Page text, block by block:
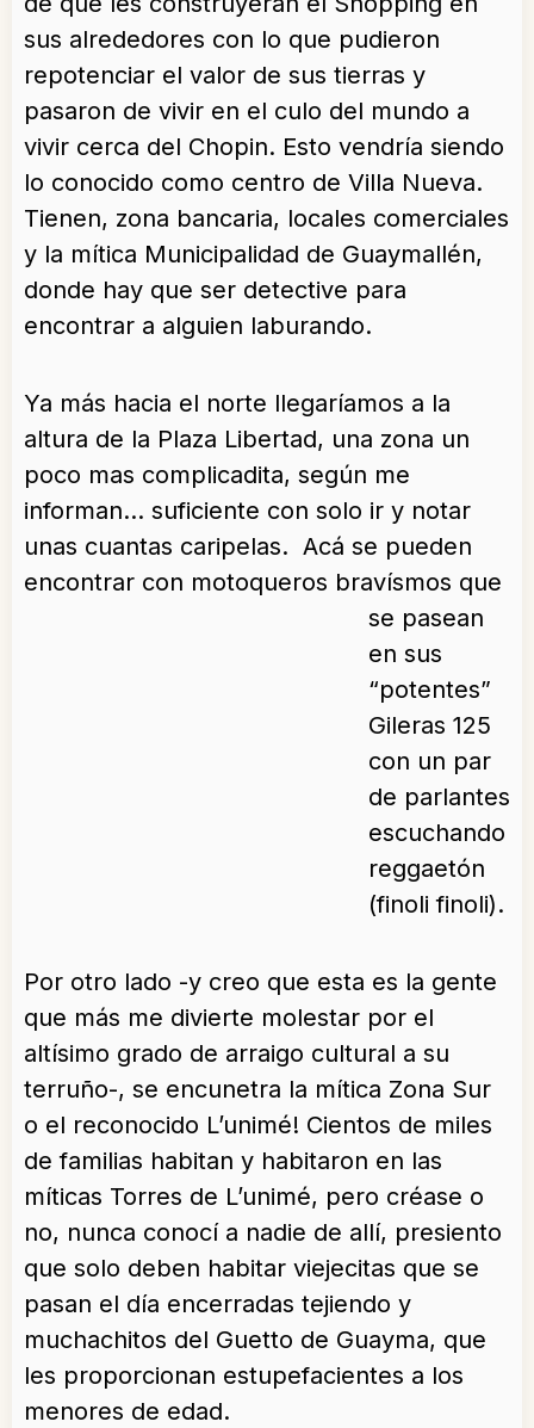
sus alrededores con lo que pudieron
repotenciar el valor de sus tierras y
pasaron de vivir en el culo del mundo a
vivir cerca del Chopin. Esto vendría siendo
lo conocido como centro de Villa Nueva.
Tienen, zona bancaria, locales comerciales
y la mítica Municipalidad de Guaymallén,
donde hay que ser detective para
encontrar a alguien laburando.
Ya más hacia el norte llegaríamos a la
altura de la Plaza Libertad, una zona un
poco mas complicadita, según me
informan… suficiente con solo ir y notar
unas cuantas caripelas. Acá se pueden
encontrar con motoqueros bravísmos que
se pasean
en sus
“potentes”
Gileras 125
con un par
de parlantes
escuchando
reggaetón
(finoli finoli).
Por otro lado -y creo que esta es la gente
que más me divierte molestar por el
altísimo grado de arraigo cultural a su
terruño-, se encunetra la mítica Zona Sur
o el reconocido L’unimé! Cientos de miles
de familias habitan y habitaron en las
míticas Torres de L’unimé, pero créase o
no, nunca conocí a nadie de allí, presiento
que solo deben habitar viejecitas que se
pasan el día encerradas tejiendo y
muchachitos del Guetto de Guayma, que
les proporcionan estupefacientes a los
menores de edad.